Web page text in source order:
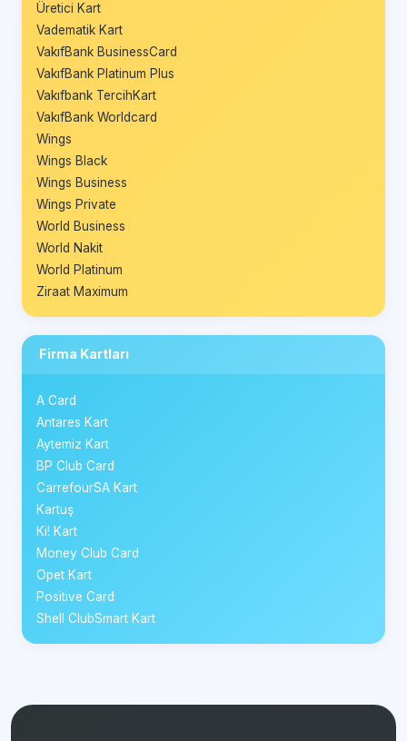
Üretici Kart
Vadematik Kart
VakıfBank BusinessCard
VakıfBank Platinum Plus
Vakıfbank TercihKart
VakıfBank Worldcard
Wings
Wings Black
Wings Business
Wings Private
World Business
World Nakit
World Platinum
Ziraat Maximum
Firma Kartları
A Card
Antares Kart
Aytemiz Kart
BP Club Card
CarrefourSA Kart
Kartuş
Ki! Kart
Money Club Card
Opet Kart
Positive Card
Shell ClubSmart Kart